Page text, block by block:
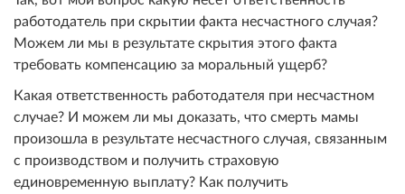
работодатель при скрытии факта несчастного случая?
Можем ли мы в результате скрытия этого факта
требовать компенсацию за моральный ущерб?
Какая ответственность работодателя при несчастном
случае? И можем ли мы доказать, что смерть мамы
произошла в результате несчастного случая, связанным
с производством и получить страховую
единовременную выплату? Как получить